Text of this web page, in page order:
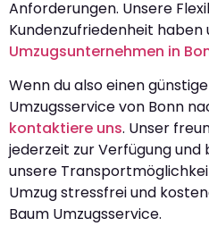
Anforderungen. Unsere
Kundenzufriedenheit haben
Umzugsunternehmen in
Wenn du also einen
Umzugsservice von Bonn
kontaktiere uns. Unser
jederzeit zur Verfügung
unsere
Umzug stressfrei und
Baum Umzugsservice.